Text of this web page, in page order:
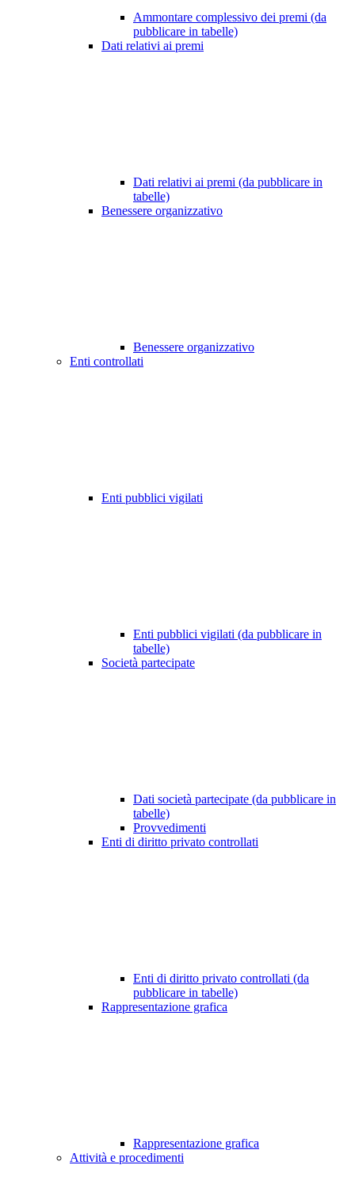
Ammontare complessivo dei premi (da
pubblicare in tabelle)
Dati relativi ai premi
Dati relativi ai premi (da pubblicare in
tabelle)
Benessere organizzativo
Benessere organizzativo
Enti controllati
Enti pubblici vigilati
Enti pubblici vigilati (da pubblicare in
tabelle)
Società partecipate
Dati società partecipate (da pubblicare in
tabelle)
Provvedimenti
Enti di diritto privato controllati
Enti di diritto privato controllati (da
pubblicare in tabelle)
Rappresentazione grafica
Rappresentazione grafica
Attività e procedimenti